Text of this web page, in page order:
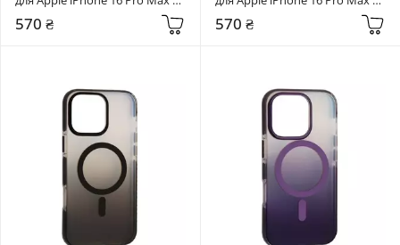
Desert Titanium (6942857103)
570 ₴
Cosmic Orange (6938172504)
570 ₴